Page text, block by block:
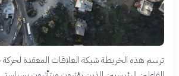
ترسم هذه الخريطة شبكة العلاقات المعقدة